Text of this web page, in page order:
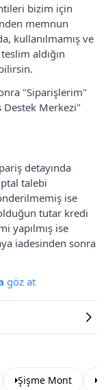
bizim için
memnun
kullanılmamış ve
aldığın
"Siparişlerim"
Destek Merkezi"
detayında
talebi
ise
tutar kredi
yapılmış ise
iadesinden sonra
göz at
Şişme Mont